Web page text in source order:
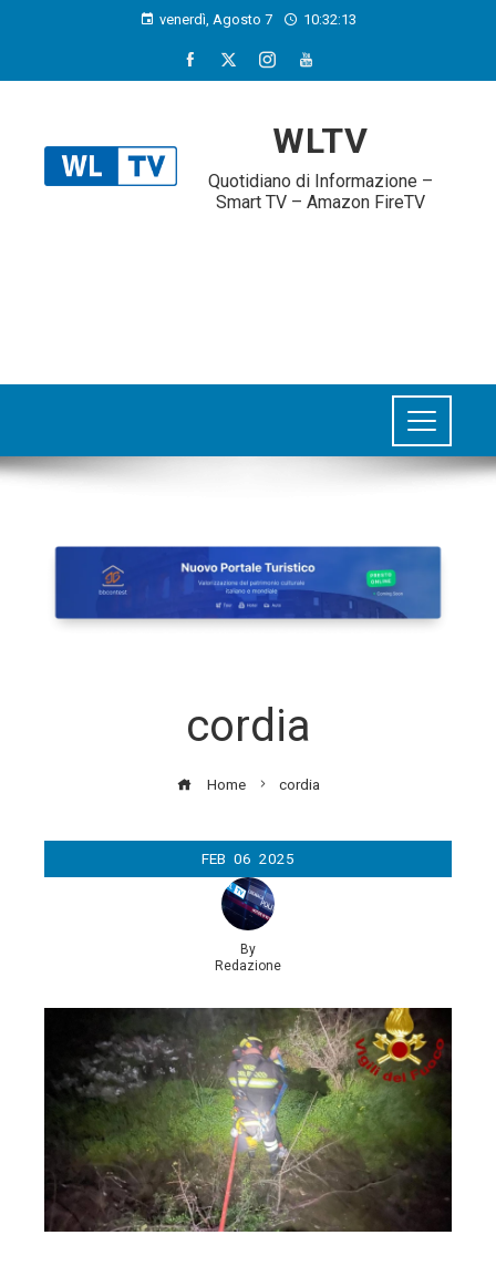
venerdì, Agosto 7 10:32:13
WLTV
Quotidiano di Informazione –
Smart TV – Amazon FireTV
cordia
Home cordia
FEB 06 2025
By
Redazione